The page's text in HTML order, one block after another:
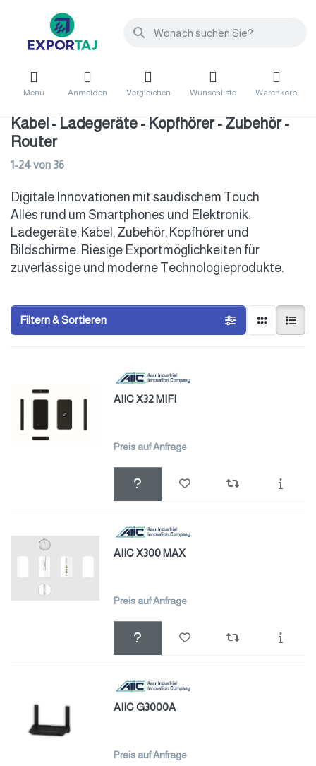
Menü Anmelden Vergleichen Wunschliste Warenkorb
Kabel - Ladegeräte - Kopfhörer - Zubehör -
Router
1-24von 36
Digitale Innovationen mit saudischem Touch
Alles rund um Smartphones und Elektronik:
Ladegeräte, Kabel, Zubehör, Kopfhörer und
Bildschirme. Riesige Exportmöglichkeiten für
zuverlässige und moderne Technologieprodukte.
Filtern & Sortieren
AIIC X32 MIFI
Preis auf Anfrage
AIIC X300 MAX
Preis auf Anfrage
AIIC G3000A
Preis auf Anfrage